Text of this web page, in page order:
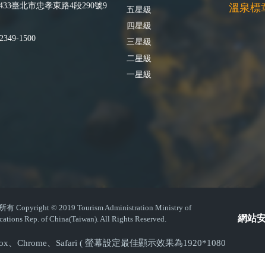
臺北市忠孝東路4段290號9
1500
五星級
四星級
三星級
二星級
一星級
溫泉標
有 Copyright © 2019 Tourism Administration Ministry of
Rep. of China(Taiwan). All Rights Reserved.
、Chrome、Safari ( 螢幕設定最佳顯示效果為1920*1080
網站